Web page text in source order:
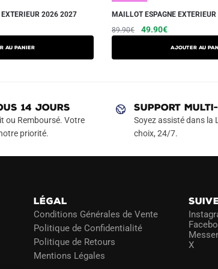
EXTERIEUR 2026 2027
au panier
MAILLOT ESPAGNE
89.90€
Le
49.90€Le
AJOUTER AU
Ce
produit
a
Les
options
peuvent
produit
14 JOURS
ou Remboursé. Votre
priorité.
SUPPORT
Soyez assisté dans la
choix, 24/7.
LÉGAL
Conditions Générales de Vente
Politique de Confidentialité
Politique de Retours
Mentions Légales
X